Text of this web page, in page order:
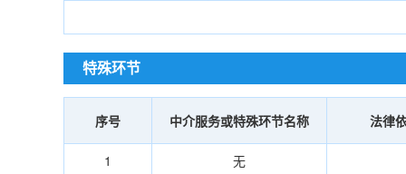
特殊环节
序号 中介服务或特殊环节名称 法律
1 无